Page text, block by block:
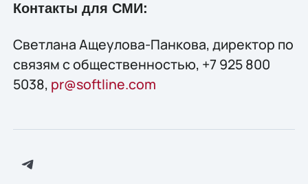
Контакты для СМИ:
Светлана Ащеулова-Панкова, директор по
связям с общественностью, +7 925 800
5038, pr@softline.com